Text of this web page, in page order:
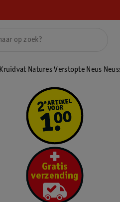
Kruidvat Natures Verstopte Neus